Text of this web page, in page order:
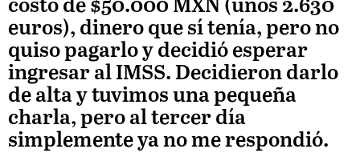
costo de $50.000 MXN (unos 2.630
euros), dinero que sí tenía, pero no
quiso pagarlo y decidió esperar
ingresar al IMSS. Decidieron darlo
de alta y tuvimos una pequeña
charla, pero al tercer día
simplemente ya no me respondió.